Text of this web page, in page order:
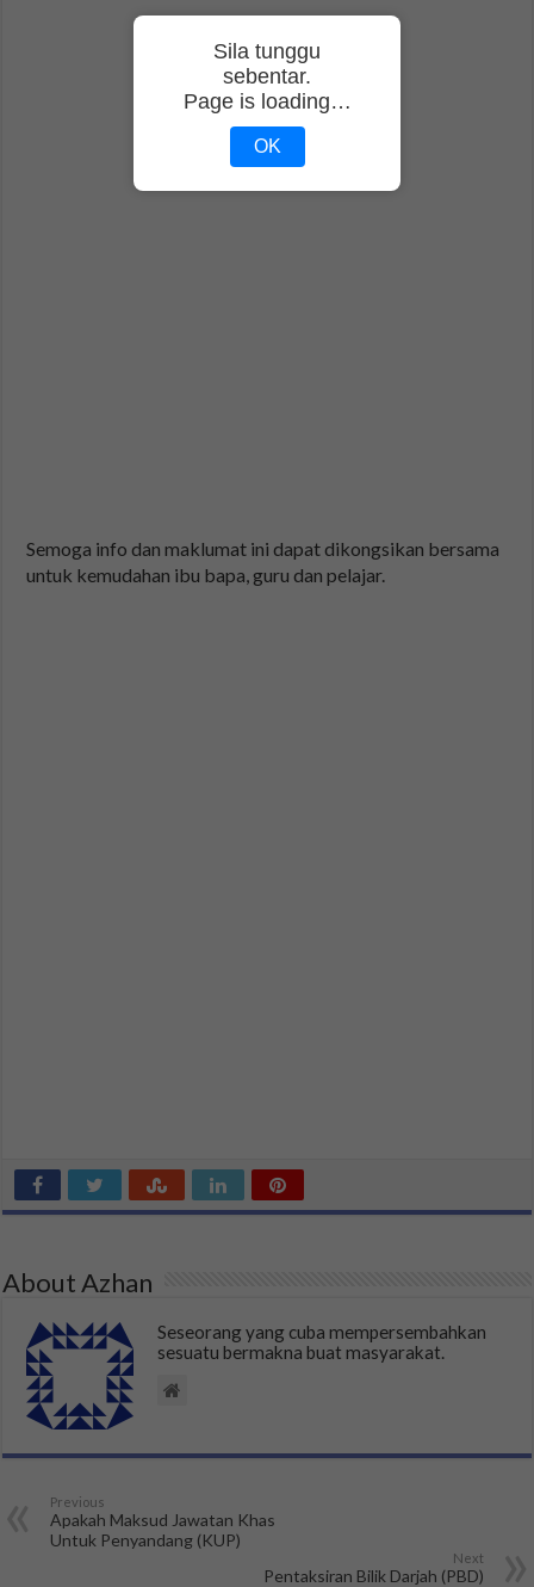
Semoga info dan maklumat ini dapat dikongsikan bersama
untuk kemudahan ibu bapa, guru dan pelajar.
About Azhan
Seseorang yang cuba mempersembahkan
sesuatu bermakna buat masyarakat.
Previous
Apakah Maksud Jawatan Khas
Untuk Penyandang (KUP)
Next
Pentaksiran Bilik Darjah (PBD)
Sila tunggu
sebentar.
Page is loading…
OK